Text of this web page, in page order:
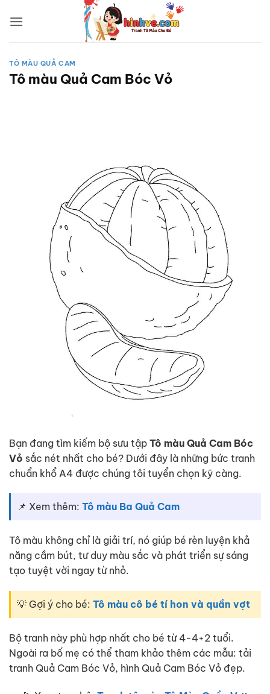
qua
TÔ MÀU QUẢ CAM
Tô màu Quả Cam Bóc Vỏ
Bạn đang tìm kiếm bộ sưu tập Tô màu Quả Cam Bóc
Vỏ sắc nét nhất cho bé? Dưới đây là những bức tranh
chuẩn khổ A4 được chúng tôi tuyển chọn kỹ càng.
📌 Xem thêm: Tô màu Ba Quả Cam
Tô màu không chỉ là giải trí, nó giúp bé rèn luyện khả
năng cầm bút, tư duy màu sắc và phát triển sự sáng
tạo tuyệt vời ngay từ nhỏ.
💡 Gợi ý cho bé: Tô màu cô bé tí hon và quần vợt
Bộ tranh này phù hợp nhất cho bé từ 4-4+2 tuổi.
Ngoài ra bố mẹ có thể tham khảo thêm các mẫu: tải
tranh Quả Cam Bóc Vỏ, hình Quả Cam Bóc Vỏ đẹp.